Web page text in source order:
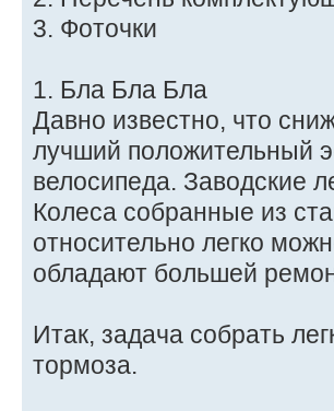
3. Фоточки
1. Бла Бла Бла
Давно известно, что
лучший положительный
велосипеда. Заводские
Колеса собранные из
относительно легко
обладают большей
Итак, задача собрать
тормоза.